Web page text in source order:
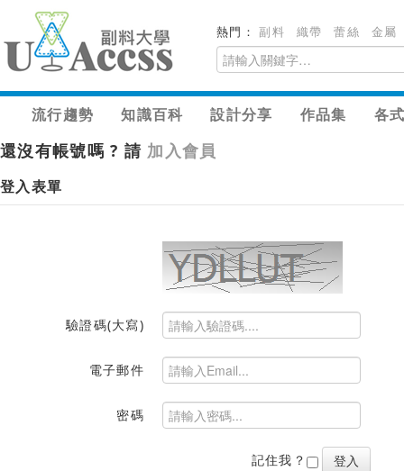
熱門：副料 織帶 蕾絲 金屬
流行趨勢 知識百科 設計分享 作品集 各
還沒有帳號嗎 ? 請 加入會員
登入表單
驗證碼(大寫)
電子郵件
密碼
記住我？